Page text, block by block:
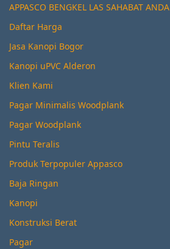
APPASCO BENGKEL LAS SAHABAT ANDA
Daftar Harga
Jasa Kanopi Bogor
Kanopi uPVC Alderon
Klien Kami
Pagar Minimalis Woodplank
Pagar Woodplank
Pintu Teralis
Produk Terpopuler Appasco
Baja Ringan
Kanopi
Konstruksi Berat
Pagar